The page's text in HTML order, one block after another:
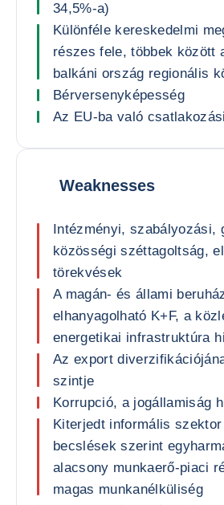
34,5%-a)
Különféle kereskedelmi
részes fele, többek között
balkáni ország regionális
Bérversenyképesség
Az EU-ba való
Weaknesses
Intézményi, szabályozási,
közösségi széttagoltság,
törekvések
A magán- és állami
elhanyagolható K+F, a
energetikai infrastruktúra
Az export
szintje
Korrupció, a jogállamiság
Kiterjedt informális
becslések szerint
alacsony munkaerő-piaci
magas munkanélküliség